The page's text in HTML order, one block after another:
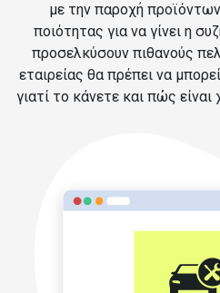
με την παροχή
ποιότητας για να γίνει η
προσελκύσουν πιθανούς
εταιρείας θα πρέπει να
γιατί το κάνετε και πώς